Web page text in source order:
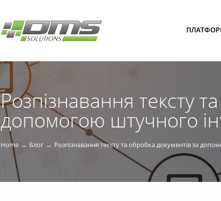
Розпізнавання тексту
допомогою штучного
Home Блог Розпізнавання тексту та обробка документів за